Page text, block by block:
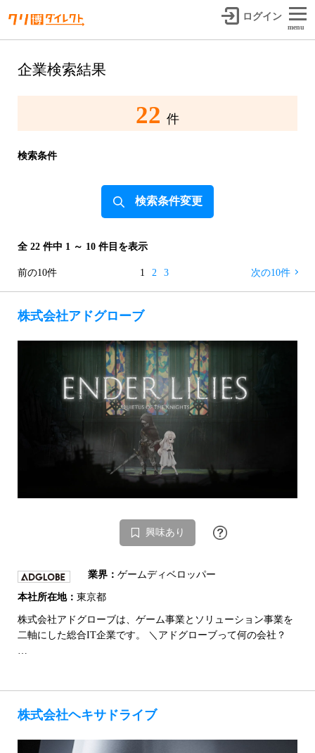
ログイン
menu
企業検索結果
22 件
検索条件
検索条件変更
全 22 件中 1 ～ 10 件目を表示
前の10件 1 2 3 次の10件
株式会社アドグローブ
興味あり
業界： ゲームディベロッパー
本社所在地： 東京都
株式会社アドグローブは、ゲーム事業とソリューション事業を
二軸にした総合IT企業です。 ＼アドグローブって何の会社？
株式会社ヘキサドライブ